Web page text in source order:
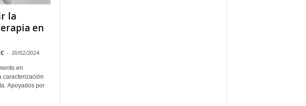
la
en
- 20/02/2024
en
caracterización
Apoyados por